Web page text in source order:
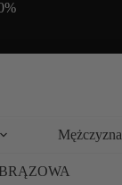
Mężczyzna